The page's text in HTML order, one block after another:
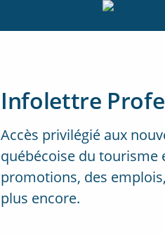
Infolettre
Accès privilégié aux
québécoise du tourisme
promotions, des
plus encore.